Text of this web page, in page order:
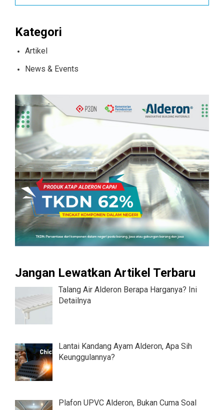
Kategori
Artikel
News & Events
Jangan Lewatkan Artikel Terbaru
Talang Air Alderon Berapa Harganya? Ini
Detailnya
Lantai Kandang Ayam Alderon, Apa Sih
Keunggulannya?
Plafon UPVC Alderon, Bukan Cuma Soal